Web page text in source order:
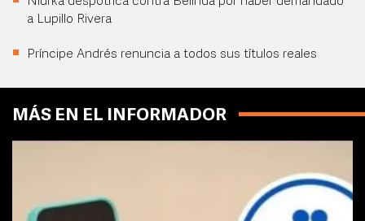
a Lupillo Rivera
Príncipe Andrés renuncia a todos sus títulos reales
MÁS EN EL INFORMADOR